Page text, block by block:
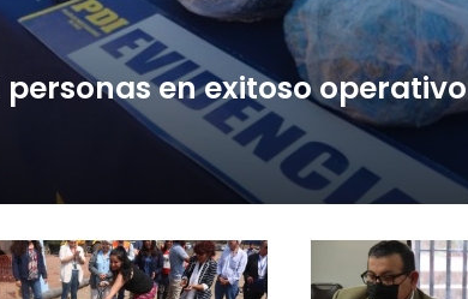
personas en exitoso operativo